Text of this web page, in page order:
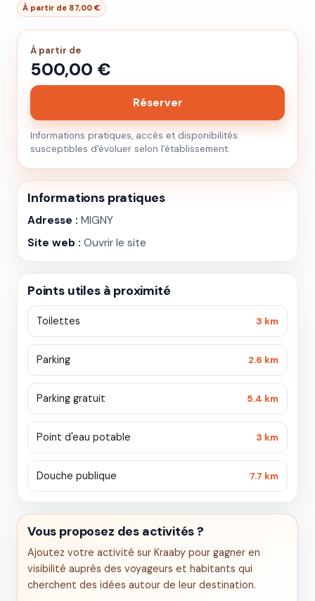
À partir de 87,00 €
À partir de
500,00 €
Réserver
Informations pratiques, accès et disponibilités
susceptibles d'évoluer selon l'établissement.
Informations pratiques
Adresse : MIGNY
Site web : Ouvrir le site
Points utiles à proximité
Toilettes 3 km
Parking 2.6 km
Parking gratuit 5.4 km
Point d'eau potable 3 km
Douche publique 7.7 km
Vous proposez des activités ?
Ajoutez votre activité sur Kraaby pour gagner en
visibilité auprès des voyageurs et habitants qui
cherchent des idées autour de leur destination.